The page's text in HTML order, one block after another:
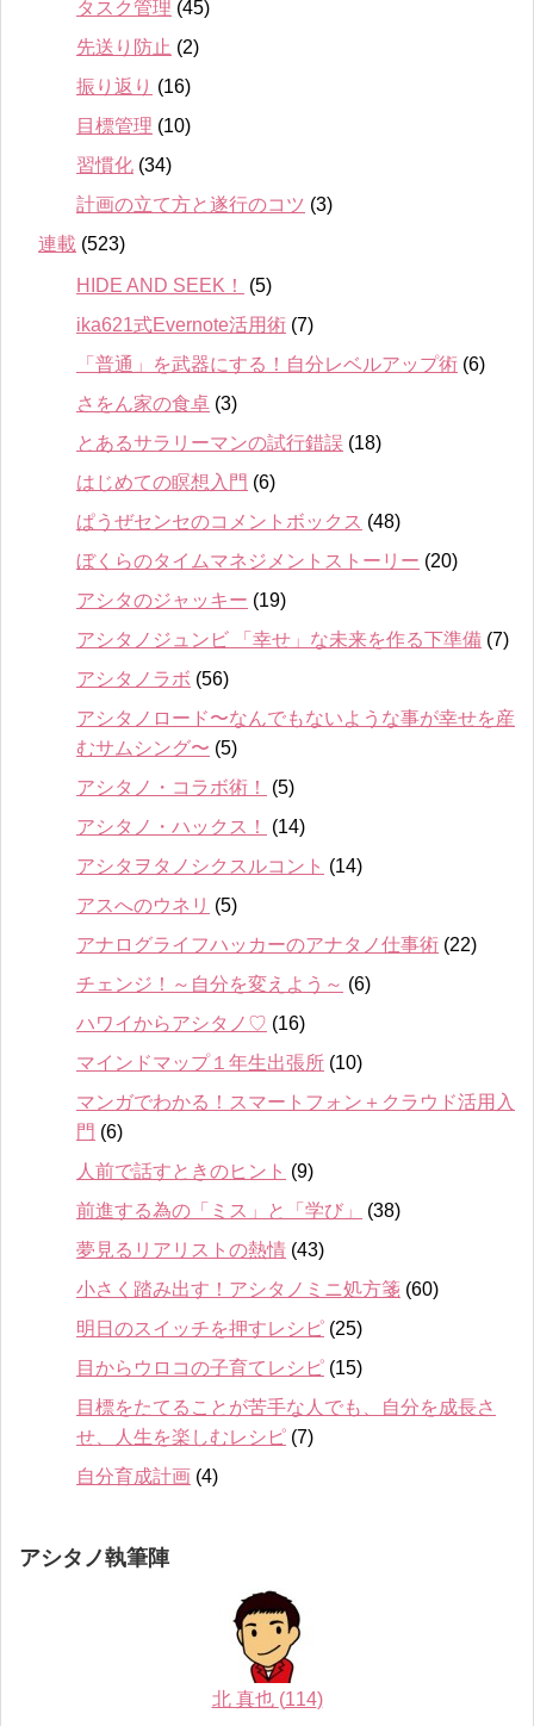
タスク管理 (45)
先送り防止 (2)
振り返り (16)
目標管理 (10)
習慣化 (34)
計画の立て方と遂行のコツ (3)
連載 (523)
HIDE AND SEEK！
(5)
ika621式Evernote活用術 (7)
「普通」を武器にする！自分レベルアップ術 (6)
さをん家の食卓 (3)
とあるサラリーマンの試行錯誤 (18)
はじめての瞑想入門 (6)
ぱうぜセンセのコメントボックス (48)
ぼくらのタイムマネジメントストーリー (20)
アシタのジャッキー (19)
アシタノジュンビ 「幸せ」な未来を作る下準備 (7)
アシタノラボ (56)
アシタノロード〜なんでもないような事が幸せを産
むサムシング〜 (5)
アシタノ・コラボ術！
(5)
アシタノ・ハックス！
(14)
アシタヲタノシクスルコント (14)
アスへのウネリ (5)
アナログライフハッカーのアナタノ仕事術 (22)
チェンジ！～自分を変えよう～ (6)
ハワイからアシタノ♡ (16)
マインドマップ１年生出張所 (10)
マンガでわかる！スマートフォン＋クラウド活用入
門 (6)
人前で話すときのヒント (9)
前進する為の「ミス」と「学び」
(38)
夢見るリアリストの熱情 (43)
小さく踏み出す！アシタノミニ処方箋 (60)
明日のスイッチを押すレシピ (25)
目からウロコの子育てレシピ (15)
目標をたてることが苦手な人でも、自分を成長さ
せ、人生を楽しむレシピ (7)
自分育成計画 (4)
アシタノ執筆陣
北 真也 (114)